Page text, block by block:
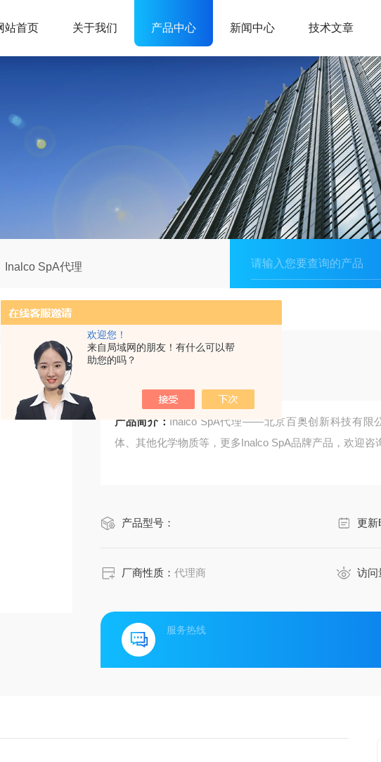
欢迎您！
来自局域网的朋友！有什么可以帮
助您的吗？
站首页 关于我们 产品中心 新闻中心 技术文章
Inalco SpA代理
产品简介： Inalco SpA代理——北京百奥创新科技有限
体、其他化学物质等，更多Inalco SpA品牌产品，欢迎咨
产品型号： 更新
厂商性质：代理商 访问
服务热线